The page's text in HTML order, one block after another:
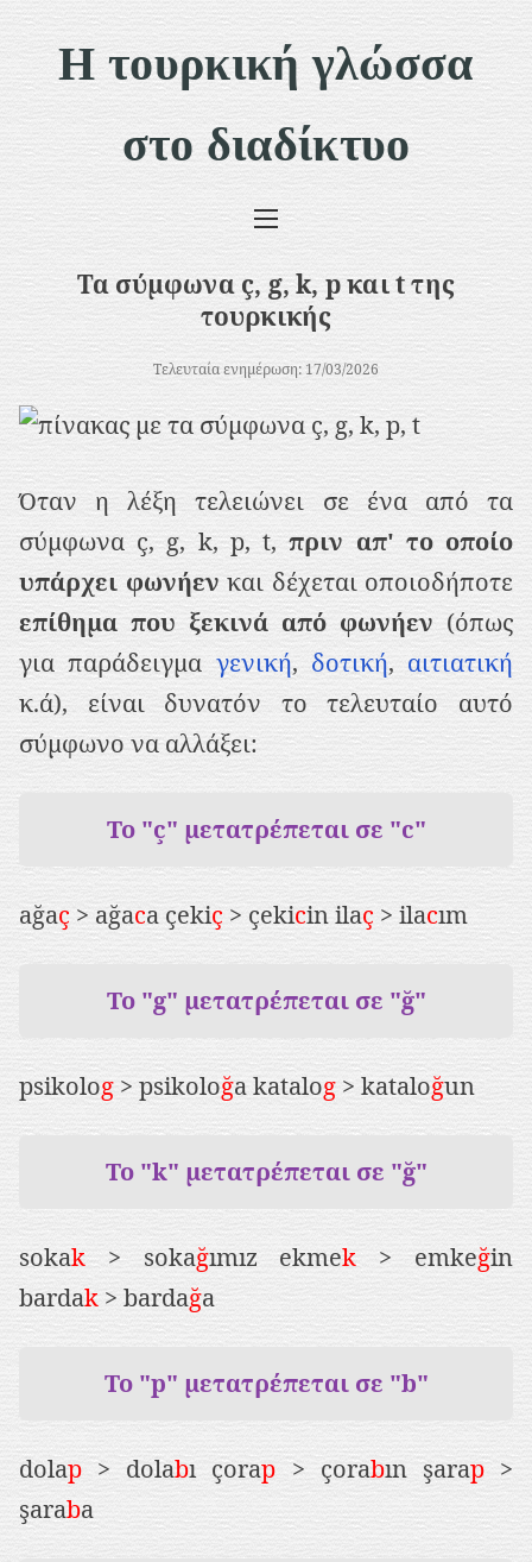
Μ
Η τουρκική γλώσσα
στο διαδίκτυο
Τα σύμφωνα ç, g, k, p και t της
τουρκικής
Τελευταία ενημέρωση: 17/03/2026
Όταν η λέξη τελειώνει σε ένα από τα
σύμφωνα ç, g, k, p, t,πριν απ' το οποίο
υπάρχει φωνήεν και δέχεται οποιοδήποτε
επίθημα που ξεκινά από φωνήεν (όπως
για παράδειγμαγενική, δοτική, αιτιατική
κ.ά), είναι δυνατόν το τελευταίο αυτό
σύμφωνο να αλλάξει:
Το "ç" μετατρέπεται σε "c"
ağaç > ağaca çekiç > çekicin ilaç > ilacım
Το "g" μετατρέπεται σε "ğ"
psikolog > psikoloğa katalog > kataloğun
Το "k" μετατρέπεται σε "ğ"
sokak> sokağımız ekmek> emkeğin
bardak > bardağa
Το "p" μετατρέπεται σε "b"
dolap > dolabı çorap > çorabın şarap>
şaraba